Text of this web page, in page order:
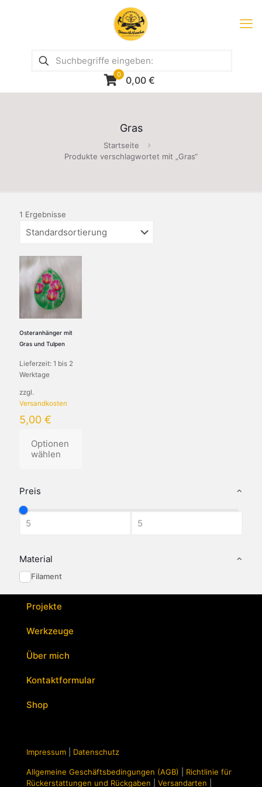
0 0,00 €
Gras
Startseite
Produkte verschlagwortet mit „Gras“
Preis
Material
Filament
1 Ergebnisse
Osteranhänger mit
Gras und Tulpen
Lieferzeit: 1 bis 2
Werktage
zzgl.
Versandkosten
5,00 €
Optionen
wählen
Projekte
Werkzeuge
Über mich
Kontaktformular
Shop
Impressum Datenschutz
Allgemeine Geschäftsbedingungen (AGB)
Richtlinie für
Rückerstattungen und Rückgaben
Versandarten